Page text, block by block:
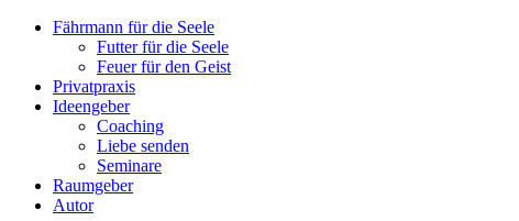
Fährmann für die Seele
Futter für die Seele
Feuer für den Geist
Privatpraxis
Ideengeber
Coaching
Liebe senden
Seminare
Raumgeber
Autor